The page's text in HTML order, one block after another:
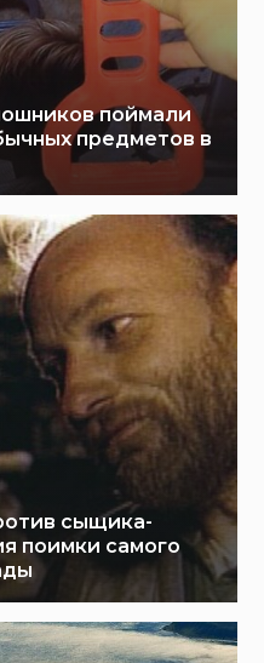
поймали
предметов в
сыщика-
поимки самого